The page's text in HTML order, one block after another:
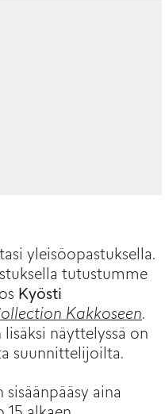
yleisöopastuksella.
tutustumme
Kyösti
Kakkoseen.
näyttelyssä on
suunnittelijoilta.
aina